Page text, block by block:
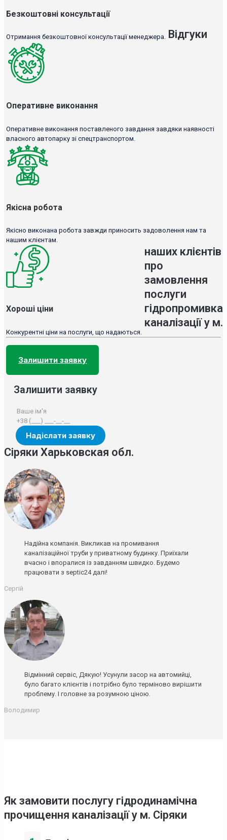
Безкоштовні консультації
Отримання безкоштовної консультації менеджера.
Оперативне виконання
Оперативне виконання поставленого завдання завдяки наявності
власного автопарку зі спецтранспортом.
Якісна робота
Якісно виконана робота завжди приносить задоволення нам та
нашим клієнтам.
Хороші ціни
Конкурентні ціни на послуги, що надаються.
Залишити заявку
Залишити заявку
Відгуки
наших клієнтів
про
замовлення
послуги
гідропромивка
каналізації у м.
Сіряки Харьковская обл.
Надійна компанія. Викликав на промивання
каналізаційної труби у приватному будинку. Приїхали
вчасно і впоралися із завданням швидко. Будемо
працювати з septic24 далі!
Сергій
Відмінний сервіс, Дякую! Усунули засор на автомийці,
було багато клієнтів і потрібно було терміново вирішити
проблему. І головне за розумною ціною.
Володимир
Як замовити послугу гідродинамічна
прочищення каналізації у м. Сіряки